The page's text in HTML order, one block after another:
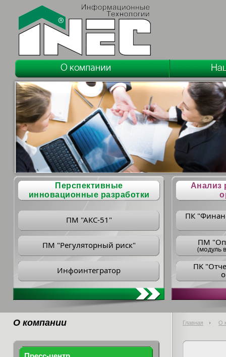
Перспективные
инновационные разработки
ПМ "АКС-51"
ПМ "Регуляторный риск"
Инфоинтегратор
Анализ
ПК
ПM
(модуль
ПK
О компании Главная О